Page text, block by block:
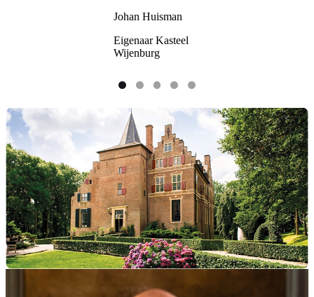
Johan Huisman
Eigenaar Kasteel
Wijenburg